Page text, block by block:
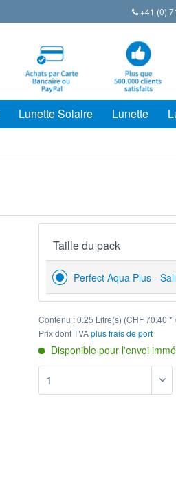
+41 (0)
Lunette Solaire Lunette
Taille du pack
Perfect Aqua Plus -
Contenu :0.25 Litre(s) (CHF 70.40 *
Prix dont TVAplus frais de port
Disponible pour l'envoi